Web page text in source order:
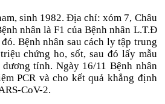
sinh 1982. Địa chỉ: xóm 7, Châu
nhân là F1 của Bệnh nhân L.T.Đ
Bệnh nhân sau cách ly tập trung
chứng ho, sốt, sau đó lấy mẫu
tính. Ngày 16/11 Bệnh nhân
PCR và cho kết quả khẳng định
CoV-2.